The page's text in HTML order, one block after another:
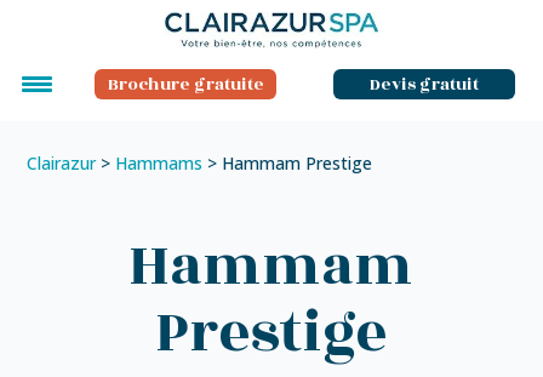
Brochure gratuite Devis gratuit
Clairazur> Hammams > Hammam Prestige
Hammam
Prestige